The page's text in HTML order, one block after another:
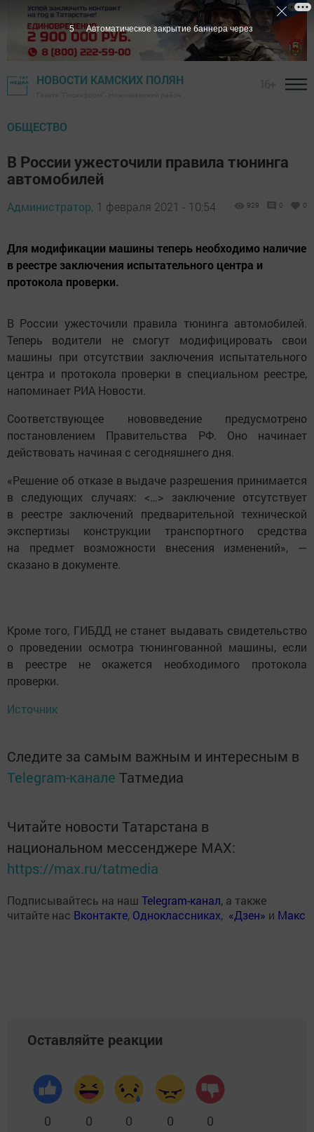
НОВОСТИ КАМСКИХ ПОЛЯН
ОБЩЕСТВО
В России ужесточили правила тюнинга
автомобилей
Администратор, 1 февраля 2021 - 10:54 929 0 0
Для модификации машины теперь необходимо наличие
в реестре заключения испытательного центра и
протокола проверки.
В России ужесточили правила тюнинга автомобилей.
Теперь водители не смогут модифицировать свои
машины при отсутствии заключения испытательного
центра и протокола проверки в специальном реестре,
напоминает РИА Новости.
Соответствующее нововведение предусмотрено
постановлением Правительства РФ. Оно начинает
действовать начиная с сегодняшнего дня.
«Решение об отказе в выдаче разрешения принимается
в следующих случаях: <…> заключение отсутствует
в реестре заключений предварительной технической
экспертизы конструкции транспортного средства
на предмет возможности внесения изменений», —
сказано в документе.
Кроме того, ГИБДД не станет выдавать свидетельство
о проведении осмотра тюнингованной машины, если
в реестре не окажется необходимого протокола
проверки.
Источник
Следите за самым важным и интересным в
Telegram-канале Татмедиа
Читайте новости Татарстана в
национальном мессенджере MАХ:
https://max.ru/tatmedia
Подписывайтесь на наш Telegram-канал, а также
читайте нас Вконтакте, Одноклассниках, «Дзен» и Макс
Оставляйте реакции
0 0 0 0 0
5 Автоматическое закрытие баннера через